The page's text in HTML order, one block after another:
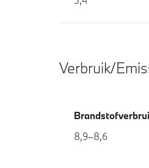
Verbruik/
8,9–8,6